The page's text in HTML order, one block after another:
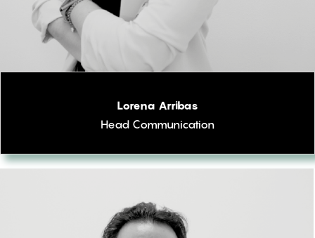
Lorena Arribas
Head Communication